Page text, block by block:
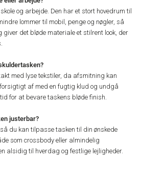
og arbejde. Den har et stort hovedrum til
lommer til mobil, penge og nøgler, så
det bløde materiale et stilrent look, der
med lyse tekstiler, da afsmitning kan
af med en fugtig klud og undgå
for at bevare taskens bløde finish.
justerbar?
du kan tilpasse tasken til din ønskede
som crossbody eller almindelig
alsidig til hverdag og festlige lejligheder.